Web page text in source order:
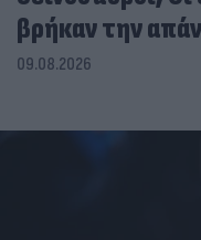
βρήκαν την
09.08.2026